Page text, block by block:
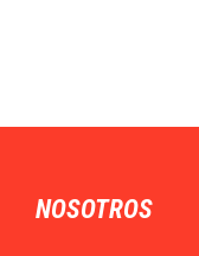
NOSOTROS